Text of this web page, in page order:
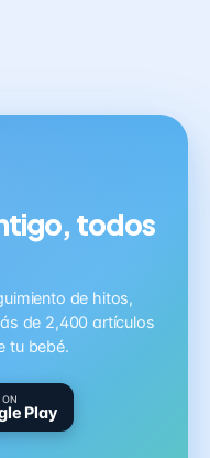
todos
de hitos,
de 2,400 artículos
tu bebé.
Play